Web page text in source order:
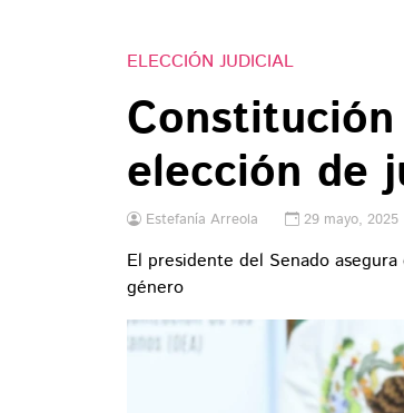
ELECCIÓN JUDICIAL
elección de
Estefanía Arreola 29 mayo, 2025
El presidente del Senado
género